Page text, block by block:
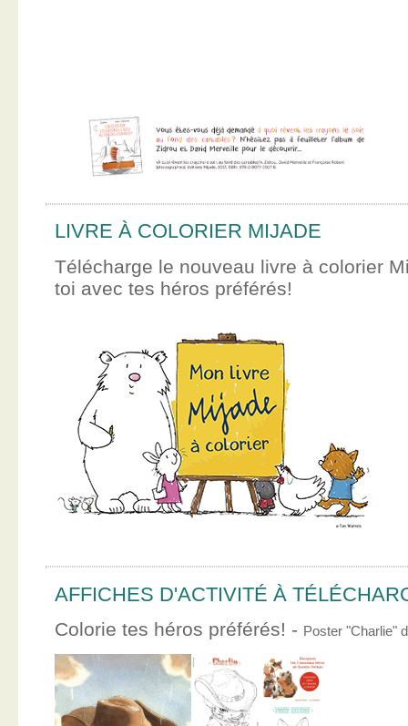
LIVRE À COLORIER MIJADE
Télécharge le nouveau livre à colorier
toi avec tes héros préférés!
AFFICHES D'ACTIVITÉ À
Colorie tes héros préférés! - Poster "Charlie"